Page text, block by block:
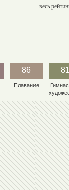
весь
86
Плавание
81